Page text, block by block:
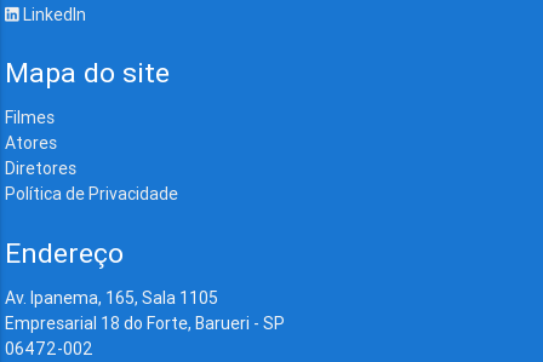
LinkedIn
Mapa do site
Filmes
Atores
Diretores
Política de Privacidade
Endereço
Av. Ipanema, 165, Sala 1105
Empresarial 18 do Forte, Barueri - SP
06472-002